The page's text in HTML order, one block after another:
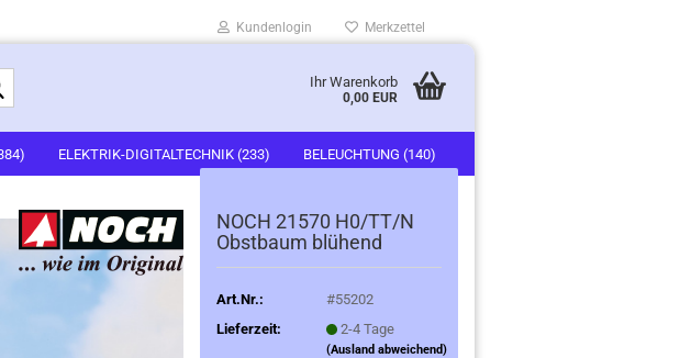
Kundenlogin
Konto erstellen
Merkzettel
Ihr Warenkorb
0,00 EUR
ELEKTRIK-DIGITALTECHNIK (233) BELEUCHTUNG (140)
NOCH 21570 H0/TT/N
Obstbaum blühend
Art.Nr.:
#55202
Lieferzeit:
2-4 Tage
(Ausland abweichend)